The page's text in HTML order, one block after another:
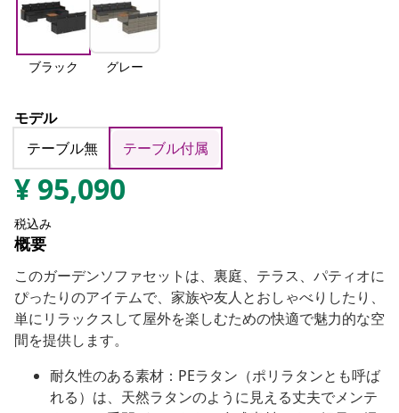
ブラック グレー
モデル
テーブル無
テーブル付属
¥ 95,090
税込み
概要
このガーデンソファセットは、裏庭、テラス、パティオに
ぴったりのアイテムで、家族や友人とおしゃべりしたり、
単にリラックスして屋外を楽しむための快適で魅力的な空
間を提供します。
耐久性のある素材：PEラタン（ポリラタンとも呼ば
れる）は、天然ラタンのように見える丈夫でメンテ